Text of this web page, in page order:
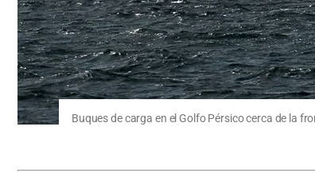
Buques de carga en el Golfo Pérsico cerca de la